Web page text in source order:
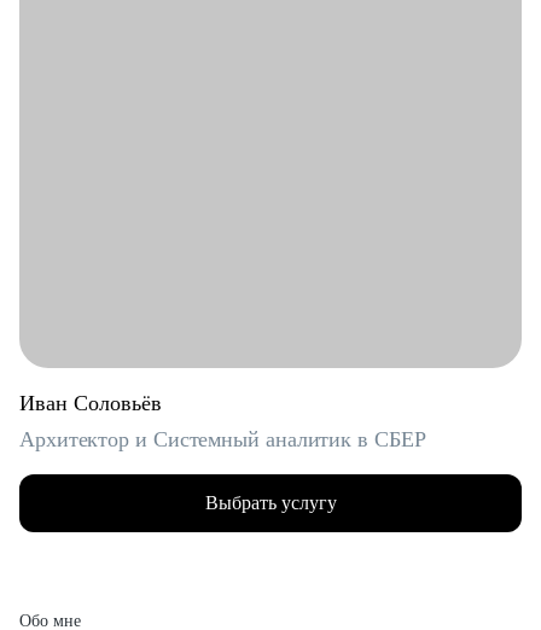
Иван Соловьёв
Архитектор и Системный аналитик в СБЕР
Выбрать услугу
Обо мне